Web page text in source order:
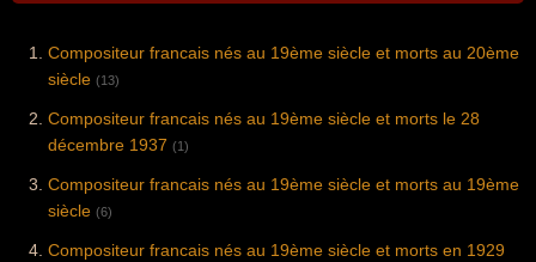
Compositeur francais nés au 19ème siècle et morts au 20ème
siècle (13)
Compositeur francais nés au 19ème siècle et morts le 28
décembre 1937 (1)
Compositeur francais nés au 19ème siècle et morts au 19ème
siècle (6)
Compositeur francais nés au 19ème siècle et morts en 1929